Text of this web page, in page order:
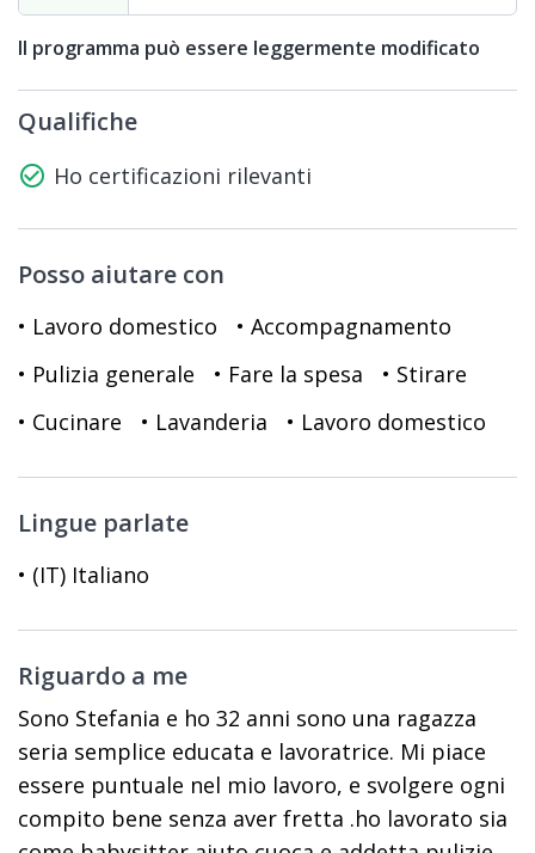
Il programma può essere leggermente modificato
Qualifiche
check_circle_outline Ho certificazioni rilevanti
Posso aiutare con
• Lavoro domestico
• Accompagnamento
• Pulizia generale
• Fare la spesa
• Stirare
• Cucinare
• Lavanderia • Lavoro domestico
Lingue parlate
• (IT) Italiano
Riguardo a me
Sono Stefania e ho 32 anni sono una ragazza
seria semplice educata e lavoratrice. Mi piace
essere puntuale nel mio lavoro, e svolgere ogni
compito bene senza aver fretta .ho lavorato sia